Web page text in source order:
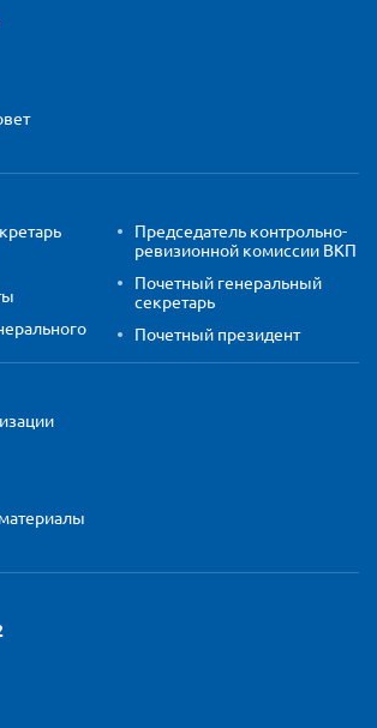
Председатель контрольно-
ревизионной комиссии ВКП
Почетный генеральный
секретарь
Почетный президент